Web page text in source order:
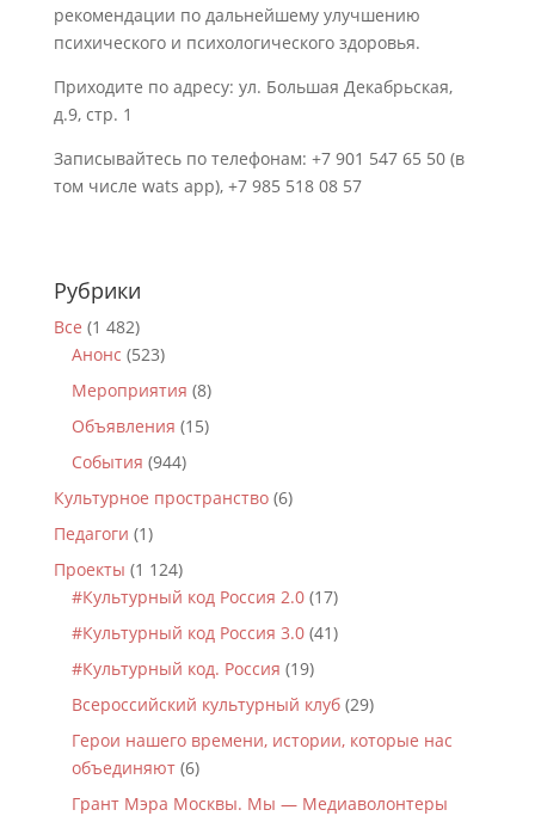
рекомендации по дальнейшему улучшению
психического и психологического здоровья.
Приходите по адресу: ул. Большая Декабрьская,
д.9, стр. 1
Записывайтесь по телефонам: +7 901 547 65 50 (в
том числе wats app), +7 985 518 08 57
Рубрики
Все (1 482)
Анонс (523)
Мероприятия (8)
Объявления (15)
События (944)
Культурное пространство(6)
Педагоги (1)
Проекты (1 124)
#Культурный код Россия 2.0(17)
#Культурный код Россия 3.0(41)
#Культурный код. Россия (19)
Всероссийский культурный клуб(29)
Герои нашего времени, истории, которые нас
объединяют(6)
Грант Мэра Москвы. Мы — Медиаволонтеры